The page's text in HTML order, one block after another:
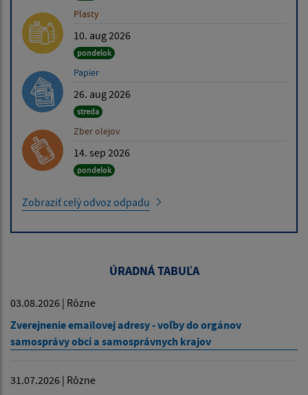
Plasty
10. aug 2026
pondelok
Papier
26. aug 2026
streda
Zber olejov
14. sep 2026
pondelok
Zobraziť celý odvoz odpadu
ÚRADNÁ TABUĽA
03.08.2026 | Rôzne
Zverejnenie emailovej adresy - voľby do orgánov
samosprávy obcí a samosprávnych krajov
31.07.2026 | Rôzne